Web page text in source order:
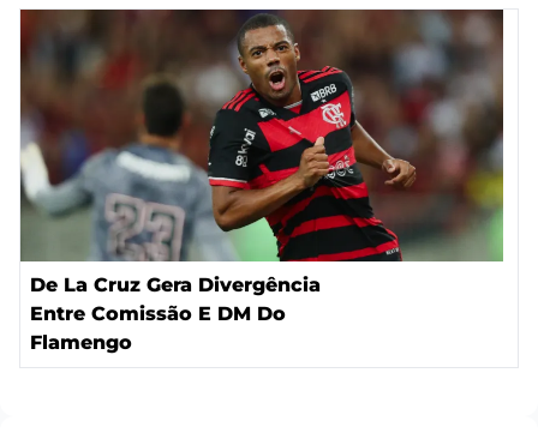
De La Cruz Gera Divergência
Entre Comissão E DM Do
Flamengo